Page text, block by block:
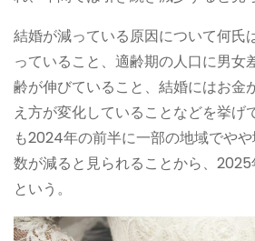
結婚が減っている原因について何氏
っていること、適齢期の人口に男女
齢が伸びていること、結婚にはお金
え方が変化していることなどを挙げ
も2024年の前半に一部の地域でや
数が減ると見られることから、2025
という。